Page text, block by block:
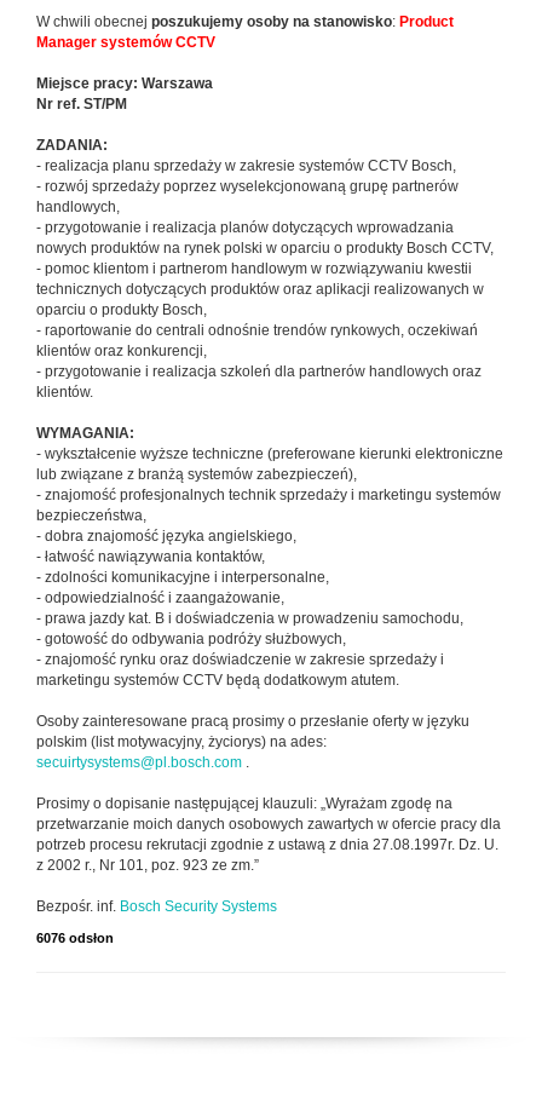
W chwili obecnej poszukujemy osoby na stanowisko: Product
Manager systemów CCTV
Miejsce pracy: Warszawa
Nr ref. ST/PM
ZADANIA:
- realizacja planu sprzedaży w zakresie systemów CCTV Bosch,
- rozwój sprzedaży poprzez wyselekcjonowaną grupę partnerów
handlowych,
- przygotowanie i realizacja planów dotyczących wprowadzania
nowych produktów na rynek polski w oparciu o produkty Bosch CCTV,
- pomoc klientom i partnerom handlowym w rozwiązywaniu kwestii
technicznych dotyczących produktów oraz aplikacji realizowanych w
oparciu o produkty Bosch,
- raportowanie do centrali odnośnie trendów rynkowych, oczekiwań
klientów oraz konkurencji,
- przygotowanie i realizacja szkoleń dla partnerów handlowych oraz
klientów.
WYMAGANIA:
- wykształcenie wyższe techniczne (preferowane kierunki elektroniczne
lub związane z branżą systemów zabezpieczeń),
- znajomość profesjonalnych technik sprzedaży i marketingu systemów
bezpieczeństwa,
- dobra znajomość języka angielskiego,
- łatwość nawiązywania kontaktów,
- zdolności komunikacyjne i interpersonalne,
- odpowiedzialność i zaangażowanie,
- prawa jazdy kat. B i doświadczenia w prowadzeniu samochodu,
- gotowość do odbywania podróży służbowych,
- znajomość rynku oraz doświadczenie w zakresie sprzedaży i
marketingu systemów CCTV będą dodatkowym atutem.
Osoby zainteresowane pracą prosimy o przesłanie oferty w języku
polskim (list motywacyjny, życiorys) na ades:
secuirtysystems@pl.bosch.com .
Prosimy o dopisanie następującej klauzuli: „Wyrażam zgodę na
przetwarzanie moich danych osobowych zawartych w ofercie pracy dla
potrzeb procesu rekrutacji zgodnie z ustawą z dnia 27.08.1997r. Dz. U.
z 2002 r., Nr 101, poz. 923 ze zm.”
Bezpośr. inf. Bosch Security Systems
6076 odsłon